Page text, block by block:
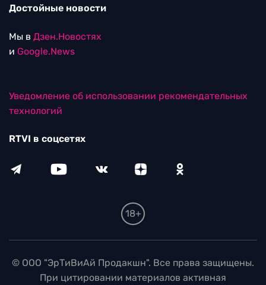
Достойные новости
Мы в Дзен.Новостях
и Google.News
Уведомление об использовании рекомендательных
технологий
RTVI в соцсетях
18+
© ООО "ЭрТиВиАй Продакшн". Все права защищены.
При цитировании материалов активная